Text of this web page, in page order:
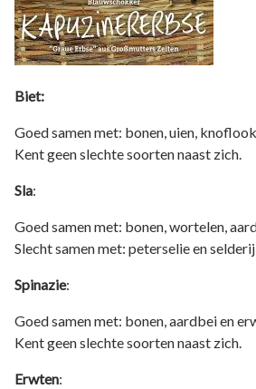
Biet:
Goed samen met: bonen, uien,
Kent geen slechte soorten naast zich.
Sla:
Goed samen met: bonen, wortelen,
Slecht samen met: peterselie en selderij
Spinazie:
Goed samen met: bonen, aardbei en
Kent geen slechte soorten naast zich.
Erwten: